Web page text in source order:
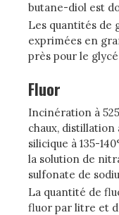
butane-diol est
Les quantités de
exprimées en
près pour le
Fluor
Incinération à
chaux, distillation
silicique à 135-
la solution de
sulfonate de
La quantité de
fluor par litre et